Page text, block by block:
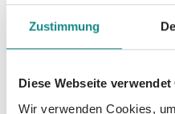
Zustimmung
Diese Webseite verwendet
Wir verwenden Cookies,
wie er ist. Mit seiner
Erzählstimme haucht
Namen Leben ein